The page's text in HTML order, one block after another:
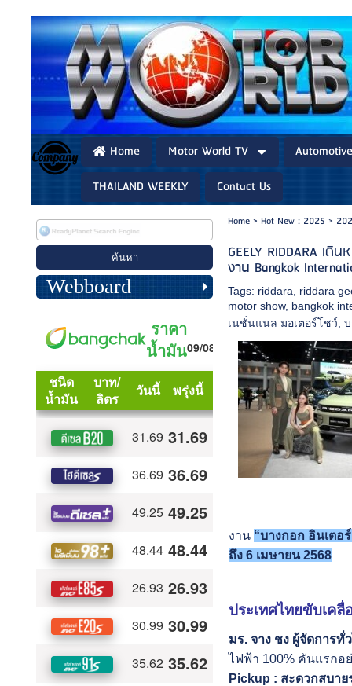
Home Motor World TV
THAILAND WEEKLY
Contact Us
Webboard
Home> Hot New : 2025 >
GEELY RIDDARA
งาน Bangkok
Tags: riddara
riddara
motor show, bangkok
เนชั่นแนล มอเตอร์โชว์ ,
งาน “บางกอก อินเตอ
ถึง 6 เมษายน 2568​​
ประเทศไทยขับเค
มร. จาง ชง ผู้จัดการทั่
ไฟฟ้า 100% คันแรกอ
Pickup : สะดวกสบา